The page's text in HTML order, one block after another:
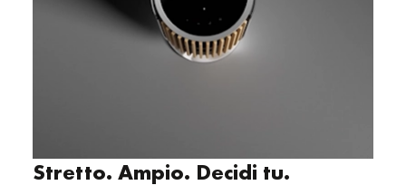
Stretto. Ampio. Decidi tu.